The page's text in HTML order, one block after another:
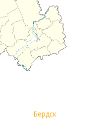
Бердск